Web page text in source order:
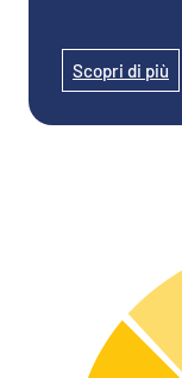
Scopri di più